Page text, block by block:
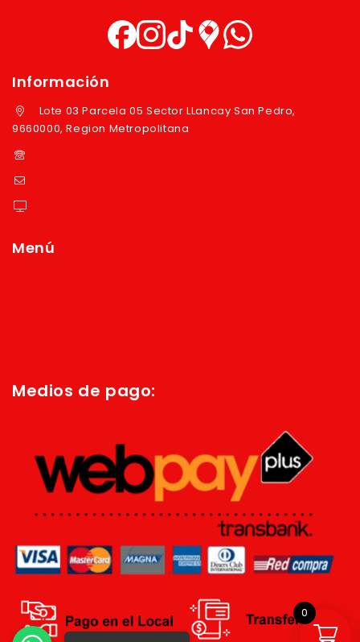
Información
Lote 03 Parcela 05 Sector LLancay San Pedro,
9660000, Region Metropolitana
Menú
Medios de pago:
0